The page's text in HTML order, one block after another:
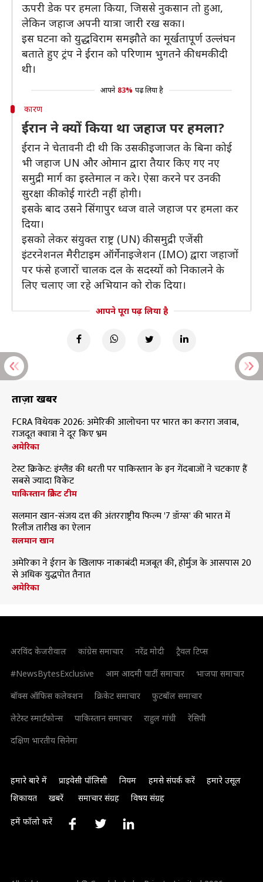
ऊपरी डेक पर हमला किया, जिससे नुकसान तो हुआ,
लेकिन जहाज अपनी यात्रा जारी रख सका।
इस घटना को युद्धविराम समझौते का मूर्खतापूर्ण उल्लंघन
बताते हुए ट्रंप ने ईरान को परिणाम भुगतने की धमकी दी
थी।
आपने 83% पढ़ लिया है
कारण
ईरान ने क्यों किया था जहाज पर हमला?
ईरान ने चेतावनी दी थी कि उसकी इजाजत के बिना कोई
भी जहाज UN और ओमान द्वारा तैयार किए गए नए
समुद्री मार्ग का इस्तेमाल न करे। ऐसा करने पर उनकी
सुरक्षा की कोई गारंटी नहीं होगी।
इसके बाद उसने सिंगापुर ध्वज वाले जहाज पर हमला कर
दिया।
इसको लेकर संयुक्त राष्ट्र (UN) की समुद्री एजेंसी
इंटरनेशनल मैरीटाइम ऑर्गेनाइजेशन (IMO) द्वारा जहाजों
पर फंसे हजारों चालक दल के सदस्यों को निकालने के
लिए चलाए जा रहे अभियान को रोक दिया।
आपने पूरा पढ़ लिया है
ताज़ा खबरें
FCRA विधेयक 2026: अमेरिकी आलोचना पर भारत का करारा जवाब,
राजदूत क्वात्रा ने दूर किए भ्रम
अमेरिका
टेस्ट क्रिकेट: इंग्लैंड की धरती पर पाकिस्तान के इन गेंदबाजों ने चटकाए हैं
सबसे ज्यादा विकेट
पाकिस्तान क्रिकेट टीम
सलमान खान-संजय दत्त की अंतरराष्ट्रीय फिल्म '7 डॉग्स' की भारत में
रिलीज तारीख का ऐलान
सलमान खान
अमेरिका ने ईरान के खिलाफ नाकाबंदी मजबूत की, होर्मुज के आसपास 20
से अधिक युद्धपोत तैनात
अमेरिका
अरविंद केजरीवाल कांग्रेस समाचार नरेंद्र मोदी
ट्रैवल टिप्स
#NewsBytesExclusive
आम आदमी पार्टी समाचार
भाजपा समाचार
बॉक्स ऑफिस कलेक्शन
क्रिकेट समाचार
फुटबॉल समाचार
लेटेस्ट स्मार्टफोन्स
पाकिस्तान समाचार राहुल गांधी
रेसिपी
दक्षिण भारतीय सिनेमा
हमारे बारे में प्राइवेसी पॉलिसी नियम हमसे संपर्क करें
हमारे उसूल
शिकायत
खबरें समाचार संग्रह विषय संग्रह
हमें फॉलो करें